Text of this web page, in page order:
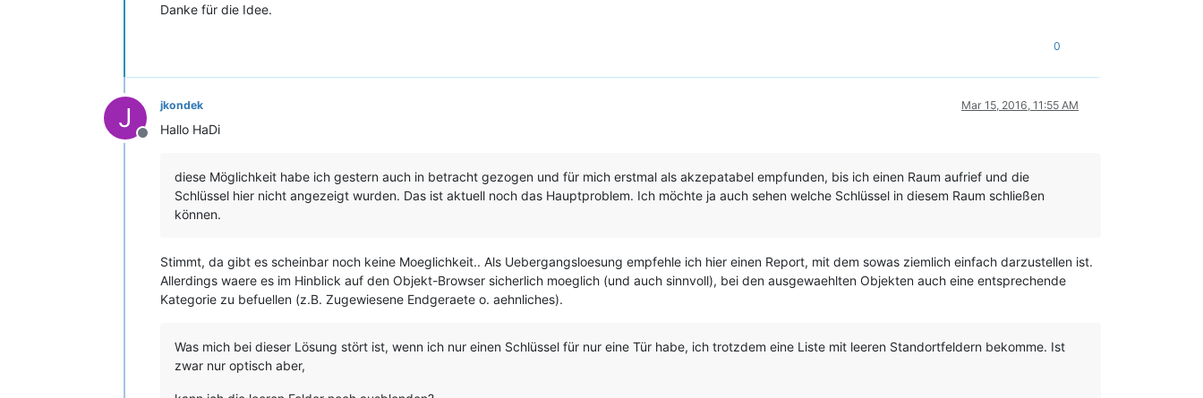
Danke für die Idee.
0
J
Offline
jkondek Mar 15, 2016, 11:55 AM
Hallo HaDi
diese Möglichkeit habe ich gestern auch in betracht gezogen und für mich erstmal als akzepatabel empfunden, bis ich einen Raum aufrief und die
Schlüssel hier nicht angezeigt wurden. Das ist aktuell noch das Hauptproblem. Ich möchte ja auch sehen welche Schlüssel in diesem Raum schließen
können.
Stimmt, da gibt es scheinbar noch keine Moeglichkeit.. Als Uebergangsloesung empfehle ich hier einen Report, mit dem sowas ziemlich einfach darzustellen ist.
Allerdings waere es im Hinblick auf den Objekt-Browser sicherlich moeglich (und auch sinnvoll), bei den ausgewaehlten Objekten auch eine entsprechende
Kategorie zu befuellen (z.B. Zugewiesene Endgeraete o. aehnliches).
Was mich bei dieser Lösung stört ist, wenn ich nur einen Schlüssel für nur eine Tür habe, ich trotzdem eine Liste mit leeren Standortfeldern bekomme. Ist
zwar nur optisch aber,